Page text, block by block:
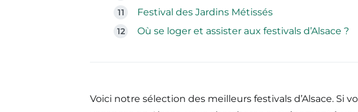
Festival des Jardins Métissés
Où se loger et assister aux festivals d’Alsace ?
Voici notre sélection des meilleurs festivals d’Alsace. Si